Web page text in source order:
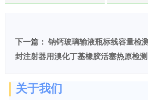
下一篇： 钠钙玻璃输液瓶标线容量检测
封注射器用溴化丁基橡胶活塞热原检测
关于我们